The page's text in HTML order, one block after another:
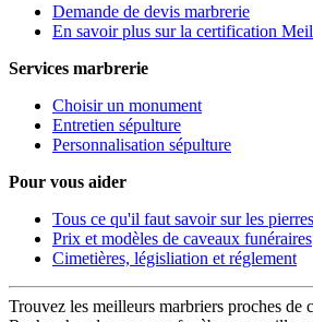
Demande de devis marbrerie
En savoir plus sur la certification
Services marbrerie
Choisir un monument
Entretien sépulture
Personnalisation sépulture
Pour vous aider
Tous ce qu'il faut savoir sur les
Prix et modèles de caveaux funéraires
Cimetières, législiation et réglement
Trouvez les meilleurs marbriers proches de